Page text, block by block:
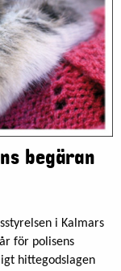
begäran
i Kalmars
för polisens
hittegodslagen